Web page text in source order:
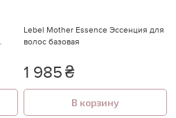
Lebel Mother Essence Эссенция для
волос базовая
1 985₴
В корзину